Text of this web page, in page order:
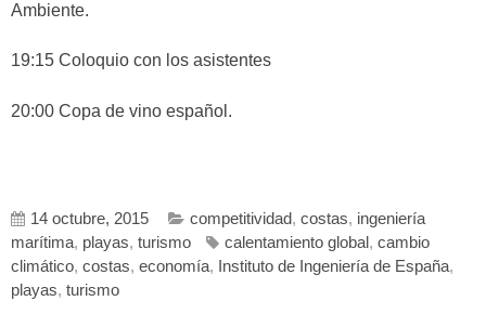
Ambiente.
19:15 Coloquio con los asistentes
20:00 Copa de vino español.
14 octubre, 2015 competitividad, costas, ingeniería
marítima, playas, turismo calentamiento global, cambio
climático, costas, economía, Instituto de Ingeniería de España,
playas, turismo